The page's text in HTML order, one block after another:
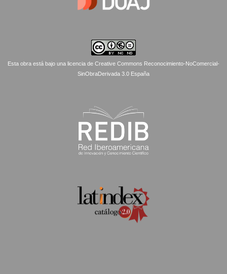
Esta obra está bajo una licencia de Creative Commons Reconocimiento-NoComercial-
SinObraDerivada 3.0 España